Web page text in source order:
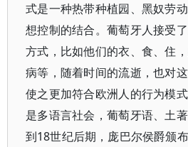
式是一种热带种植园、黑奴劳
想控制的结合。葡萄牙人接受
方式，比如他们的衣、食、住
病等，随着时间的流逝，也对
使之更加符合欧洲人的行为模
是多语言社会，葡萄牙语、土
到18世纪后期，庞巴尔侯爵颁